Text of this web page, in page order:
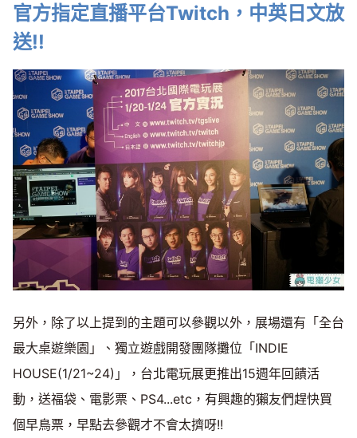
官方指定直播平台Twitch，中英日文放
送!!
另外，除了以上提到的主題可以參觀以外，展場還有「全台
最大桌遊樂園」、獨立遊戲開發團隊攤位「INDIE
HOUSE(1/21~24)」，台北電玩展更推出15週年回饋活
動，送福袋、電影票、PS4...etc，有興趣的獺友們趕快買
個早鳥票，早點去參觀才不會太擠呀!!